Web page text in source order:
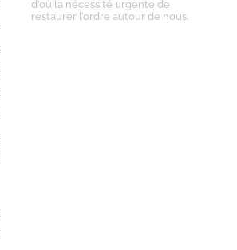
d’où la nécessité urgente de
restaurer l’ordre autour de nous.